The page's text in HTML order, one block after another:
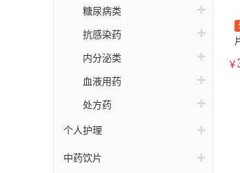
糖尿病类
抗感染药
内分泌类
血液用药
处方药
个人护理
中药饮片
￥